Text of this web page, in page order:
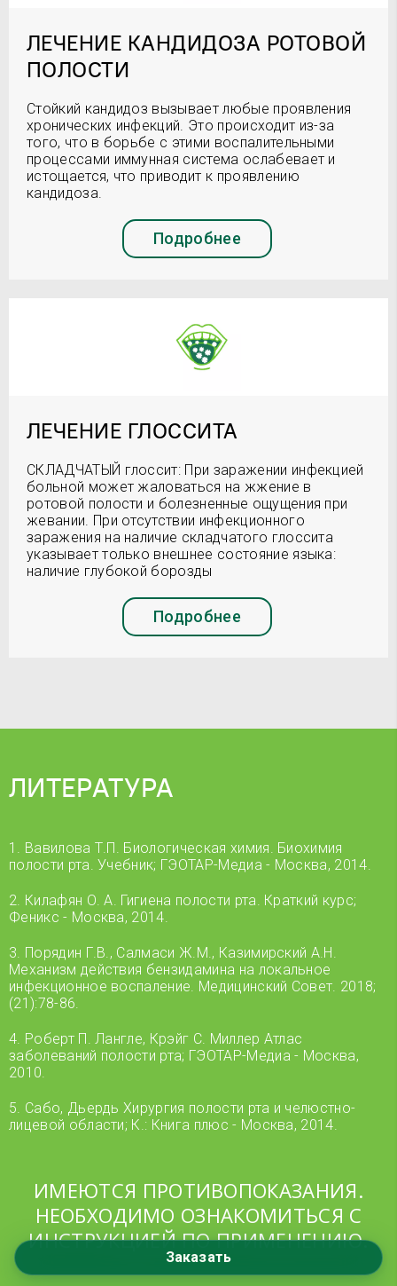
ЛЕЧЕНИЕ КАНДИДОЗА РОТОВОЙ
ПОЛОСТИ
Стойкий кандидоз вызывает любые проявления
хронических инфекций. Это происходит из-за
того, что в борьбе с этими воспалительными
процессами иммунная система ослабевает и
истощается, что приводит к проявлению
кандидоза.
Подробнее
ЛЕЧЕНИЕ ГЛОССИТА
СКЛАДЧАТЫЙ глоссит: При заражении инфекцией
больной может жаловаться на жжение в
ротовой полости и болезненные ощущения при
жевании. При отсутствии инфекционного
заражения на наличие складчатого глоссита
указывает только внешнее состояние языка:
наличие глубокой борозды
Подробнее
ЛИТЕРАТУРА
1. Вавилова Т.П. Биологическая химия. Биохимия
полости рта. Учебник; ГЭОТАР-Медиа - Москва, 2014.
2. Килафян О. А. Гигиена полости рта. Краткий курс;
Феникс - Москва, 2014.
3. Порядин Г.В., Салмаси Ж.М., Казимирский А.Н.
Механизм действия бензидамина на локальное
инфекционное воспаление. Медицинский Совет. 2018;
(21):78-86.
4. Роберт П. Лангле, Крэйг С. Миллер Атлас
заболеваний полости рта; ГЭОТАР-Медиа - Москва,
2010.
5. Сабо, Дьердь Хирургия полости рта и челюстно-
лицевой области; К.: Книга плюс - Москва, 2014.
ИМЕЮТСЯ ПРОТИВОПОКАЗАНИЯ.
НЕОБХОДИМО ОЗНАКОМИТЬСЯ С
ИНСТРУКЦИЕЙ ПО ПРИМЕНЕНИЮ.
Заказать